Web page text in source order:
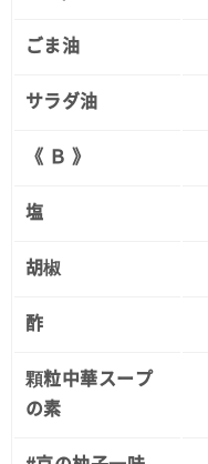
ごま油
サラダ油
《 Ｂ 》
塩
胡椒
酢
顆粒中華スープ
の素